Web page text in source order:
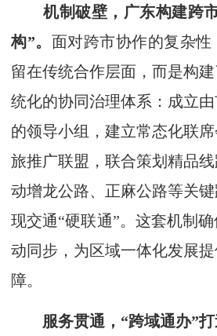
机制破壁，广东构建跨
构”。
面对跨市协作的复杂
留在传统合作层面，而是构
统化的协同治理体系：成立
的领导小组，建立常态化联
旅推广联盟，联合策划精品
动增龙公路、正麻公路等关
现交通“硬联通”。这套机制
动同步，为区域一体化发展
障。
服务贯通，“跨域通办”